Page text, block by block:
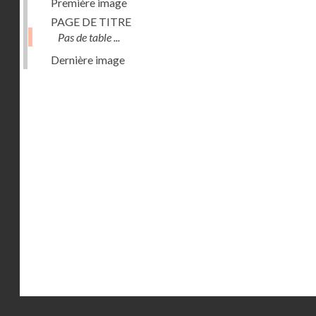
PAGE DE TITRE
Pas de table ...
Dernière image